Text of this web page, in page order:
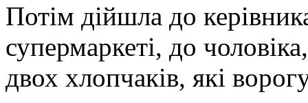
Потім дійшла до
супермаркеті, до
двох хлопчаків, які